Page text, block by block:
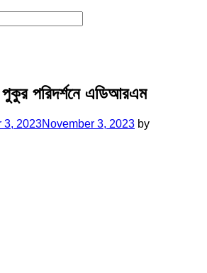
পরিদর্শনে এডিআরএম
3, 2023November 3, 2023 by